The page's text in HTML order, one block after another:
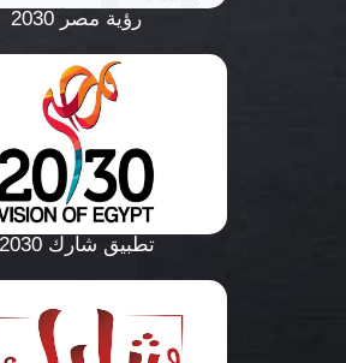
رؤية مصر 2030
تطبيق شارك 2030